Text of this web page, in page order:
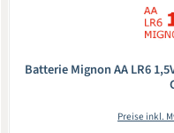
Batterie Mignon AA LR6
Preise inkl.